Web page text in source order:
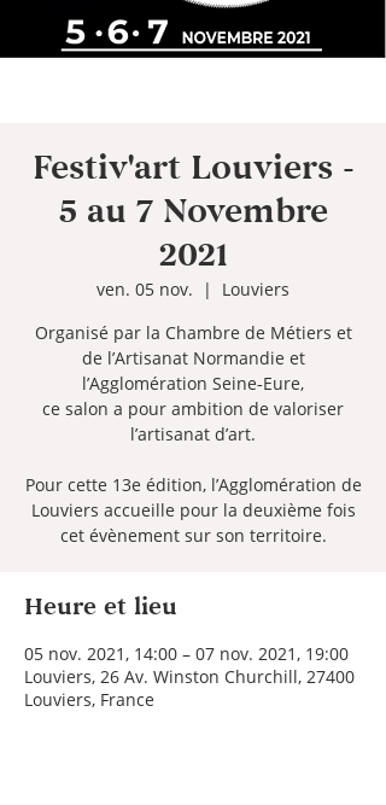
Festiv'art Louviers -
5 au 7 Novembre
2021
ven. 05 nov.
  |
Louviers
Organisé par la Chambre de Métiers et
de l’Artisanat Normandie et
l’Agglomération Seine‑Eure,
ce salon a pour ambition de valoriser
l’artisanat d’art.
Pour cette 13e édition, l’Agglomération de
Louviers accueille pour la deuxième fois
cet évènement sur son territoire.
Heure et lieu
05 nov. 2021, 14:00 – 07 nov. 2021, 19:00
Louviers, 26 Av. Winston Churchill, 27400
Louviers, France